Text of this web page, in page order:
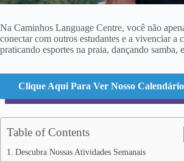
Na Caminhos Language Centre, você não
conectar com outros estudantes e a vivenciar
praticando esportes na praia, dançando
Clique Aqui Para Ver Nosso
Table of Contents
Descubra Nossas Atividades Semanais